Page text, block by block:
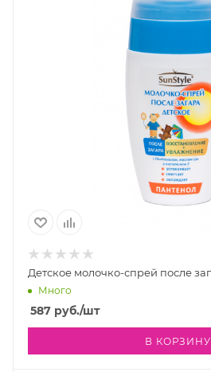
Детское молочко-спрей после
Много
587 руб./шт
В КОРЗИНУ